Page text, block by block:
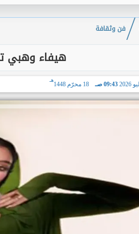
فن وثقافة
هيفاء وهبي
09:43 صـ 18 محرّم 1448
هـ